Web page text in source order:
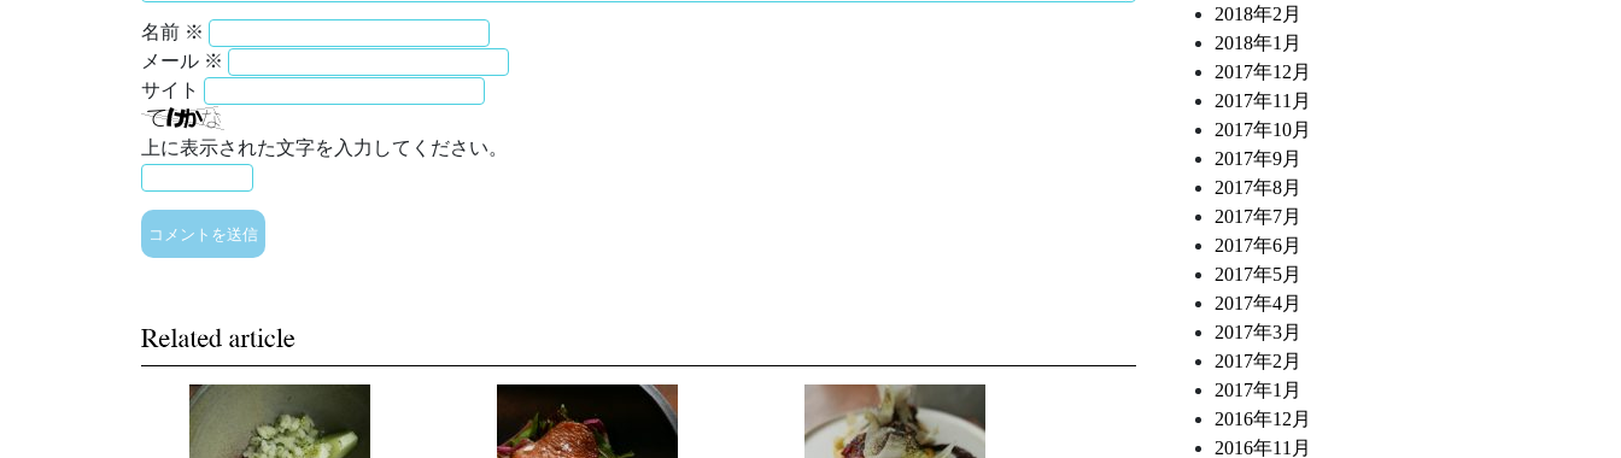
名前 ※
メール ※
サイト
上に表示された文字を入力してください。
2018年2月
2018年1月
2017年12月
2017年11月
2017年10月
2017年9月
2017年8月
2017年7月
2017年6月
2017年5月
2017年4月
2017年3月
2017年2月
2017年1月
2016年12月
2016年11月